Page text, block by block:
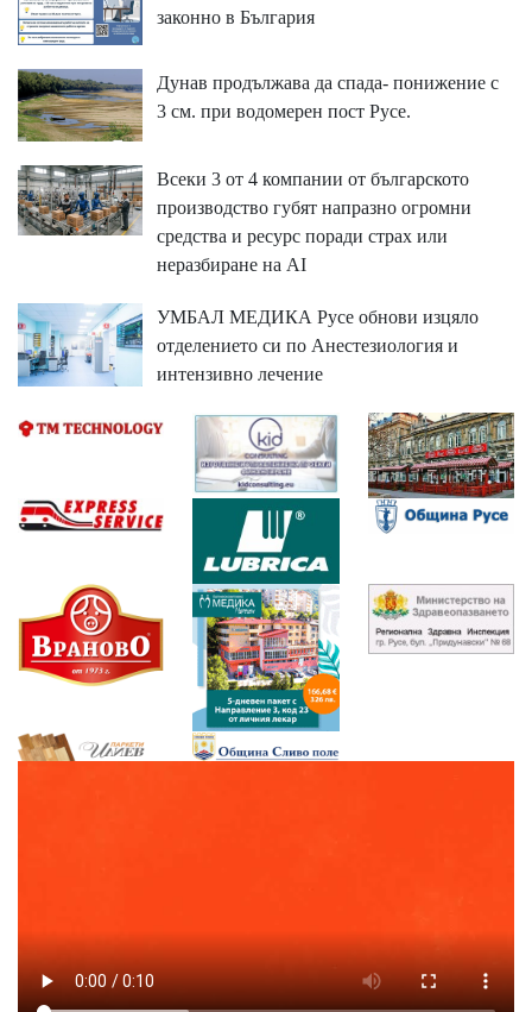
законно в България
Дунав продължава да спада- понижение с
3 см. при водомерен пост Русе.
Всеки 3 от 4 компании от българското
производство губят напразно огромни
средства и ресурс поради страх или
неразбиране на AI
УМБАЛ МЕДИКА Русе обнови изцяло
отделението си по Анестезиология и
интензивно лечение